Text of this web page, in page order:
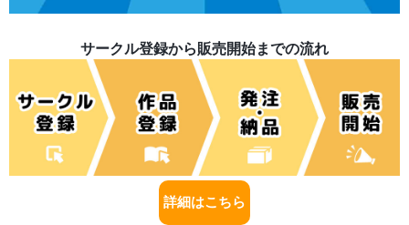
サークル登録から販売開始までの流れ
詳細はこちら